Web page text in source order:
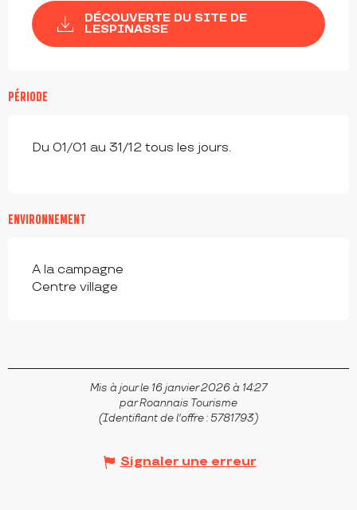
DÉCOUVERTE DU SITE DE
LESPINASSE
PÉRIODE
Du 01/01 au 31/12 tous les jours.
ENVIRONNEMENT
A la campagne
Centre village
Mis à jour le 16 janvier 2026 à 14:27
par Roannais Tourisme
(Identifiant de l'offre : 5781793)
Signaler une erreur